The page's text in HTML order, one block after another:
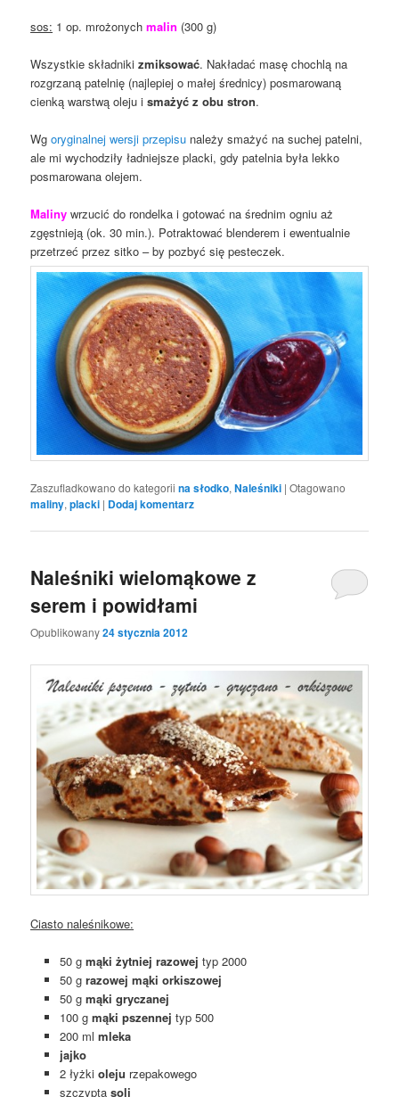
sos: 1 op. mrożonychmalin (300 g)
Wszystkie składnikizmiksować. Nakładać masę chochlą na
rozgrzaną patelnię (najlepiej o małej średnicy) posmarowaną
cienką warstwą oleju ismażyć z obu stron.
Wgoryginalnej wersji przepisu należy smażyć na suchej patelni,
ale mi wychodziły ładniejsze placki, gdy patelnia była lekko
posmarowana olejem.
Maliny wrzucić do rondelka i gotować na średnim ogniu aż
zgęstnieją (ok. 30 min.). Potraktować blenderem i ewentualnie
przetrzeć przez sitko – by pozbyć się pesteczek.
Zaszufladkowano do kategorii na słodko,Naleśniki |Otagowano
maliny,placki | Dodaj komentarz
Naleśniki wielomąkowe z
serem i powidłami
Opublikowany24 stycznia 2012
Ciasto naleśnikowe:
50 g mąki żytniej razowej typ 2000
50 g razowej mąki orkiszowej
50 g mąki gryczanej
100 g mąki pszennej typ 500
200 ml mleka
jajko
2 łyżki oleju rzepakowego
szczypta soli